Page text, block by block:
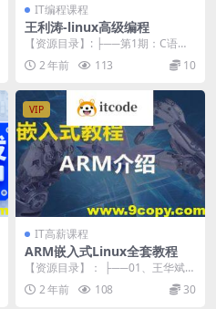
IT编程课程
王利涛-linux高级编程
【资源目录】: ├──第1期：C语言
进阶路线学习指南 | ├──1.1 嵌入
式C...2 年前 113 10
VIP
IT高薪课程
ARM嵌入式Linux全套教程
【资源目录】： ├──01、王华斌—
ARM初学者入门与提高视频 | ├──
第八讲...
2 年前 108 30